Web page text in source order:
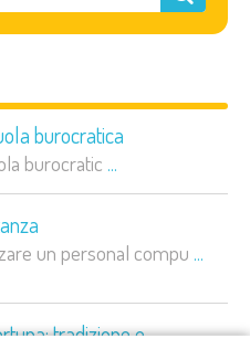
burocratica
burocratic ...
un personal compu ...
tradizione e